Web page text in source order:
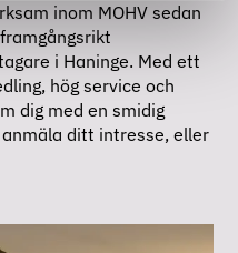
inom MOHV sedan
i Haninge. Med ett
hög service och
dig med en smidig
ditt intresse, eller